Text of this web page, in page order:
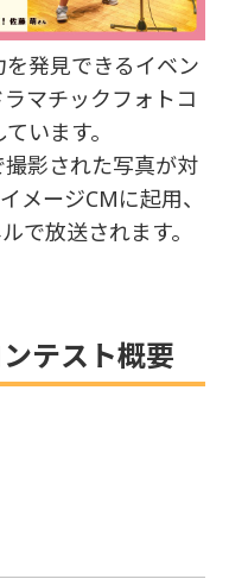
発見できるイベン
マチックフォトコ
います。
影された写真が対
メージCMに起用、
で放送されます。
テスト概要